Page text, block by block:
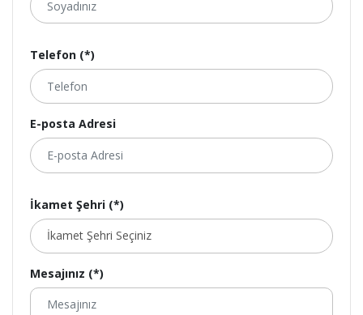
Telefon (*)
E-posta Adresi
İkamet Şehri (*)
Mesajınız (*)